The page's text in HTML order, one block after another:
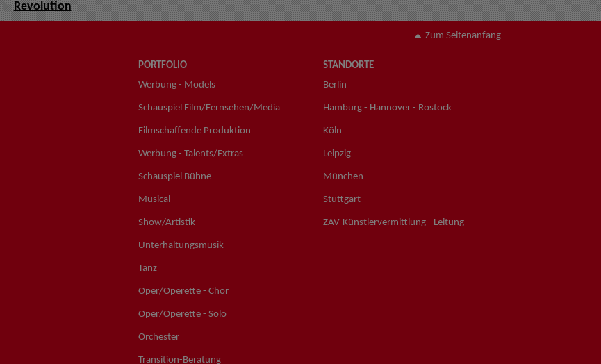
Revolution
Zum Seitenanfang
PORTFOLIO
Werbung - Models
Schauspiel Film/Fernsehen/Media
Filmschaffende Produktion
Werbung - Talents/Extras
Schauspiel Bühne
Musical
Show/Artistik
Unterhaltungsmusik
Tanz
Oper/Operette - Chor
Oper/Operette - Solo
Orchester
Transition-Beratung
STANDORTE
Berlin
Hamburg - Hannover - Rostock
Köln
Leipzig
München
Stuttgart
ZAV-Künstlervermittlung - Leitung